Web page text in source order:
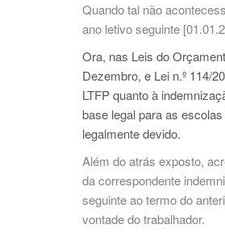
Quando tal não
ano letivo seguinte
Ora, nas Leis do
Dezembro, e Lei n.º 114/
LTFP quanto à
base legal para as
legalmente devido.
Além do atrás exposto,
da correspondente
seguinte ao termo do
vontade do trabalhador.